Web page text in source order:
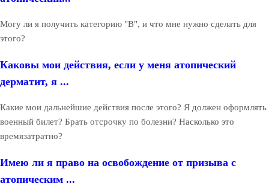
Могу ли я получить категорию "В", и что мне нужно сделать для
этого?
Каковы мои действия, если у меня атопический
дерматит, я ...
Какие мои дальнейшие действия после этого? Я должен оформлять
военный билет? Брать отсрочку по болезни? Насколько это
времязатратно?
Имею ли я право на освобождение от призыва с
атопическим ...